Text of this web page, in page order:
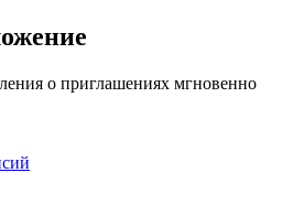
о приглашениях мгновенно